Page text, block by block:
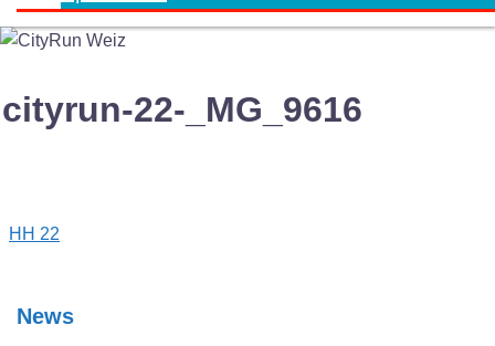
cityrun-22-_MG_9616
Post
HH 22
News